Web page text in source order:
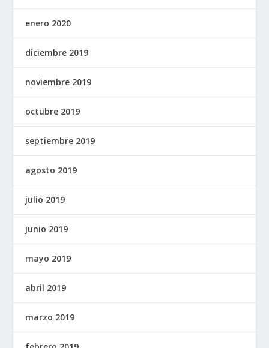
enero 2020
diciembre 2019
noviembre 2019
octubre 2019
septiembre 2019
agosto 2019
julio 2019
junio 2019
mayo 2019
abril 2019
marzo 2019